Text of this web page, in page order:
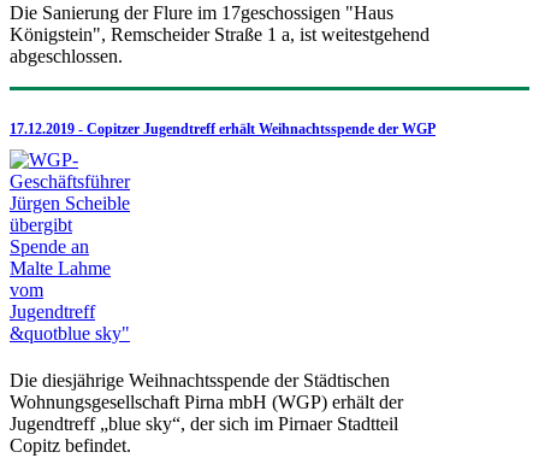
Die Sanierung der Flure im 17geschossigen "Haus
Königstein", Remscheider Straße 1 a, ist weitestgehend
abgeschlossen.
17.12.2019 - Copitzer Jugendtreff erhält Weihnachtsspende der WGP
Die diesjährige Weihnachtsspende der Städtischen
Wohnungsgesellschaft Pirna mbH (WGP) erhält der
Jugendtreff „blue sky“, der sich im Pirnaer Stadtteil
Copitz befindet.